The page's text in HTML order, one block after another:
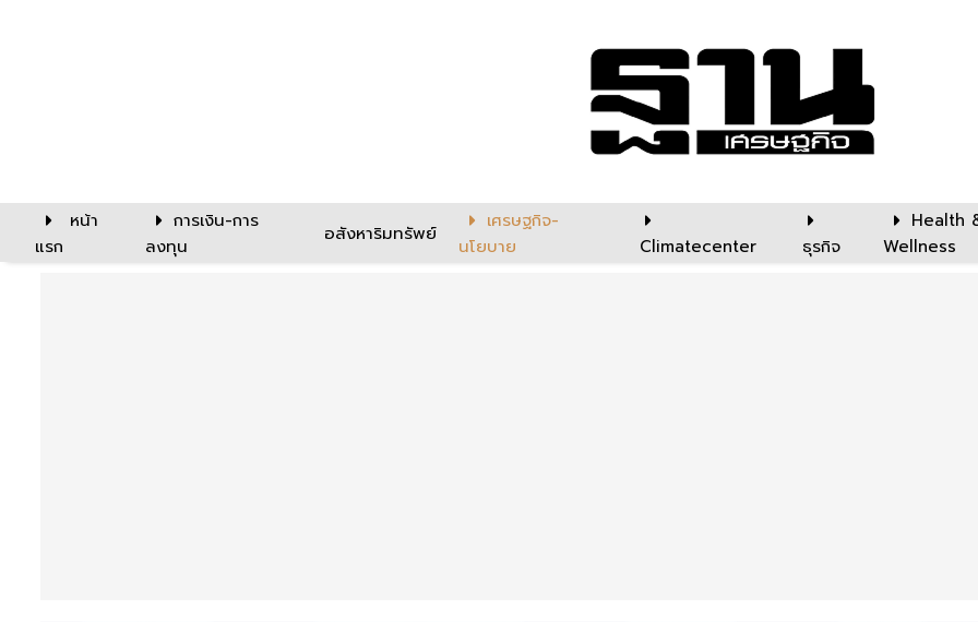
หน้า
แรก
การเงิน-การ
ลงทุน
อสังหาริมทรัพย์
เศรษฐกิจ-
นโยบาย
Climatecenter ธุรกิจ
Health
Wellness